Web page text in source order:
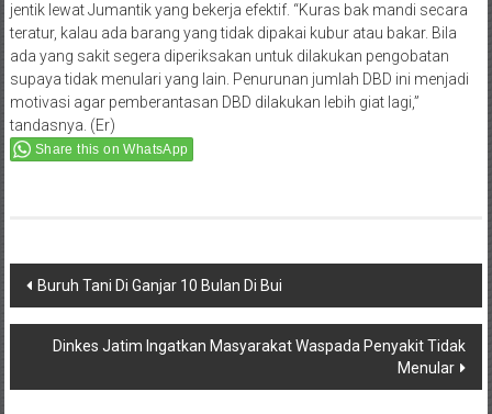
jentik lewat Jumantik yang bekerja efektif. “Kuras bak mandi secara
teratur, kalau ada barang yang tidak dipakai kubur atau bakar. Bila
ada yang sakit segera diperiksakan untuk dilakukan pengobatan
supaya tidak menulari yang lain. Penurunan jumlah DBD ini menjadi
motivasi agar pemberantasan DBD dilakukan lebih giat lagi,”
tandasnya. (Er)
Share this on WhatsApp
Post
navigation
Buruh Tani Di Ganjar 10 Bulan Di Bui
Dinkes Jatim Ingatkan Masyarakat Waspada Penyakit Tidak
Menular